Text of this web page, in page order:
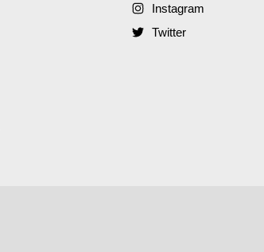
Instagram
Twitter